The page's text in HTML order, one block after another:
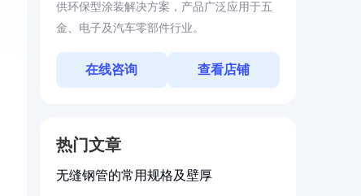
供环保型涂装解决方案，产品广泛应用于五
金、电子及汽车零部件行业。
在线咨询 查看店铺
热门文章
无缝钢管的常用规格及壁厚